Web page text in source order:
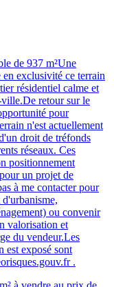
de 937 m²Une
exclusivité ce terrain
résidentiel calme et
retour sur le
pour
n'est actuellement
droit de tréfonds
réseaux. Ces
positionnement
un projet de
à me contacter pour
ou convenir
valorisation et
du vendeur.Les
est exposé sont
.